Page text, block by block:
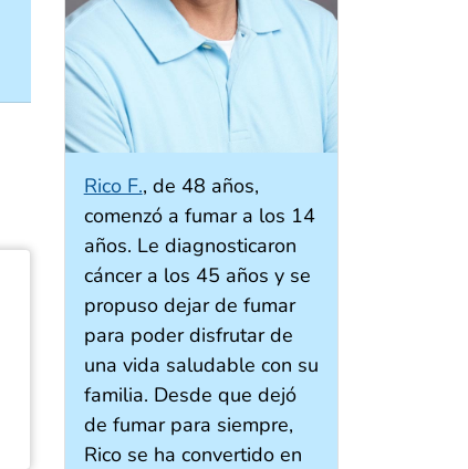
Rico F., de 48 años,
comenzó a fumar a los 14
años. Le diagnosticaron
cáncer a los 45 años y se
propuso dejar de fumar
para poder disfrutar de
una vida saludable con su
familia. Desde que dejó
de fumar para siempre,
Rico se ha convertido en